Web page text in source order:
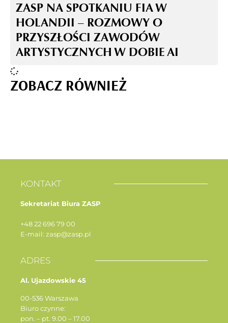
ZOBACZ RÓWNIEŻ
ZASP NA SPOTKANIU FIA W
HOLANDII – ROZMOWY O
PRZYSZŁOŚCI ZAWODÓW
ARTYSTYCZNYCH W DOBIE AI
KONTAKT
Sekretariat Biura ZASP
+48 22 696 79 00
E-mail: zasp@zasp.pl
ADRES
Al. Ujazdowskie 45
00-536 Warszawa
Biuro czynne:
pon. – pt. 9.00 – 17.00